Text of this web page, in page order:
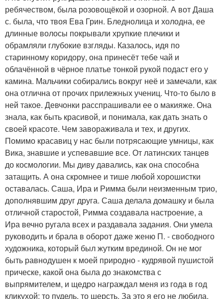
ребячеством, была розовощёкой и озорной. А вот Даша
с. была, что твоя Ева Грин. Бледнолица и холодна, ее
длинные волосы покрывали хрупкие плечики и
обрамляли глубокие взгляды. Казалось, идя по
старинному коридору, она принесёт тебе чай и
облачённой в чёрное платье тонкой рукой подаст его у
камина. Мальчики собирались вокруг неё и замечали, как
она отлична от прочих прилежных учениц. Что-то было в
ней такое. Девчонки расспрашивали ее о макияже. Она
знала, как быть красивой, и понимала, как дать знать о
своей красоте. Чем завораживала и тех, и других.
Помимо красавиц у нас были потрясающие умницы, как
Вика, знавшие и успевавшие все. От латинских танцев
до космологии. Мы диву давались, как она способна
затащить. А она скромнее и тише любой хорошистки
оставалась. Саша, Ира и Римма были неизменным трио,
дополнявшим друг друга. Саша делала домашку и была
отличной старостой, Римма создавала настроение, а
Ира вечно ругала всех и раздавала задания. Они умела
руководить и брала в оборот даже женю П. - свободного
художника, который был жутким врединой. Он не мог
быть равнодушен к моей природно - кудрявой пушистой
прическе, какой она была до знакомства с
выпрямителем, и щедро награждал меня из года в год
кликухой: то пудель, то шерсть. За это я его не любила,